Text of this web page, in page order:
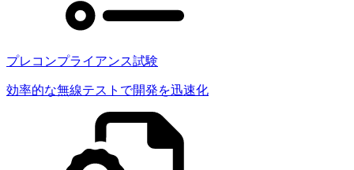
プレコンプライアンス試験
効率的な無線テストで開発を迅速化